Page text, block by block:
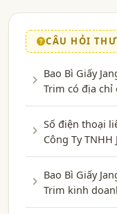
CÂU HỎI
Bao Bì Giấy
Trim có địa chỉ
Số điện thoại
Công Ty TNHH
Bao Bì Giấy
Trim kinh